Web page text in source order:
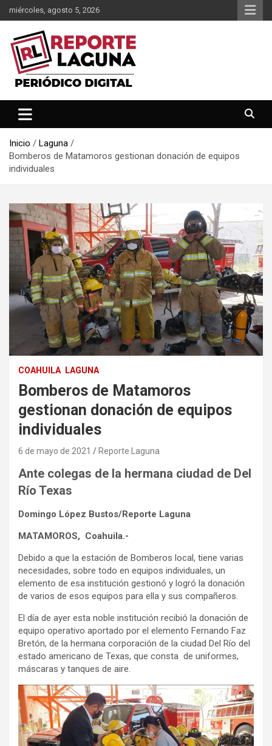
Saltar
al
contenido
miércoles, agosto 5, 2026
Reporte Laguna
Inicio
Laguna
Bomberos de Matamoros gestionan donación de equipos
individuales
COAHUILA LAGUNA
Bomberos de Matamoros
gestionan donación de equipos
individuales
6 de mayo de 2021 Reporte Laguna
Ante colegas de la hermana ciudad de Del
Río Texas
Domingo López Bustos/Reporte Laguna
MATAMOROS, Coahuila.-
Debido a que la estación de Bomberos local, tiene varias
necesidades, sobre todo en equipos individuales, un
elemento de esa institución gestionó y logró la donación
de varios de esos equipos para ella y sus compañeros.
El día de ayer esta noble institución recibió la donación de
equipo operativo aportado por el elemento Fernando Faz
Bretón, de la hermana corporación de la ciudad Del Río del
estado americano de Texas, que consta de uniformes,
máscaras y tanques de aire.